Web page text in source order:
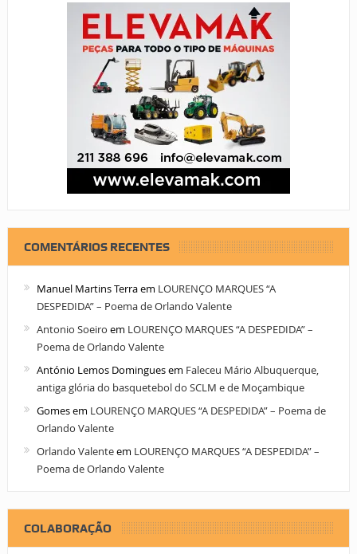
COMENTÁRIOS RECENTES
Manuel Martins Terraem LOURENÇO MARQUES “A
DESPEDIDA” – Poema de Orlando Valente
Antonio Soeiro em LOURENÇO MARQUES “A DESPEDIDA” –
Poema de Orlando Valente
António Lemos Dominguesem Faleceu Mário Albuquerque,
antiga glória do basquetebol do SCLM e de Moçambique
Gomesem LOURENÇO MARQUES “A DESPEDIDA” – Poema de
Orlando Valente
Orlando Valenteem LOURENÇO MARQUES “A DESPEDIDA” –
Poema de Orlando Valente
COLABORAÇÃO